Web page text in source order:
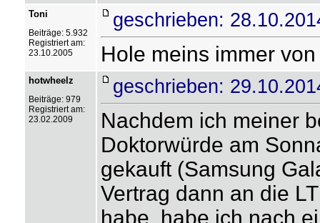
Toni
Beiträge: 5.932
Registriert am:
23.10.2005
geschrieben:
Hole meins immer
hotwheelz
Beiträge: 979
Registriert am:
23.02.2009
geschrieben:
Nachdem ich meiner
Doktorwürde am
gekauft (Samsung
Vertrag dann an die
habe, habe ich nach